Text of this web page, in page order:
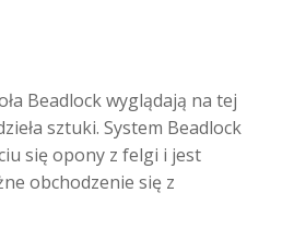
Beadlock wyglądają na tej
sztuki. System Beadlock
się opony z felgi i jest
obchodzenie się z